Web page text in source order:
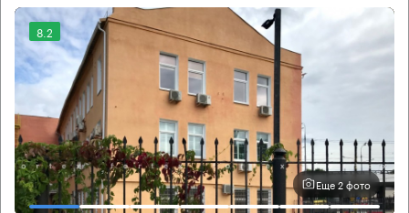
8.2
Еще 2 фото